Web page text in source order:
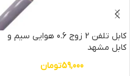
کابل تلفن 2 زوج 0.6 هوایی سیم و
کابل مشهد
59,000تومان